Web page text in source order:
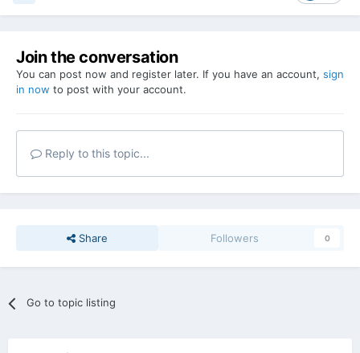
Join the conversation
You can post now and register later. If you have an account, sign
in now to post with your account.
Reply to this topic...
Share Followers 0
Go to topic listing